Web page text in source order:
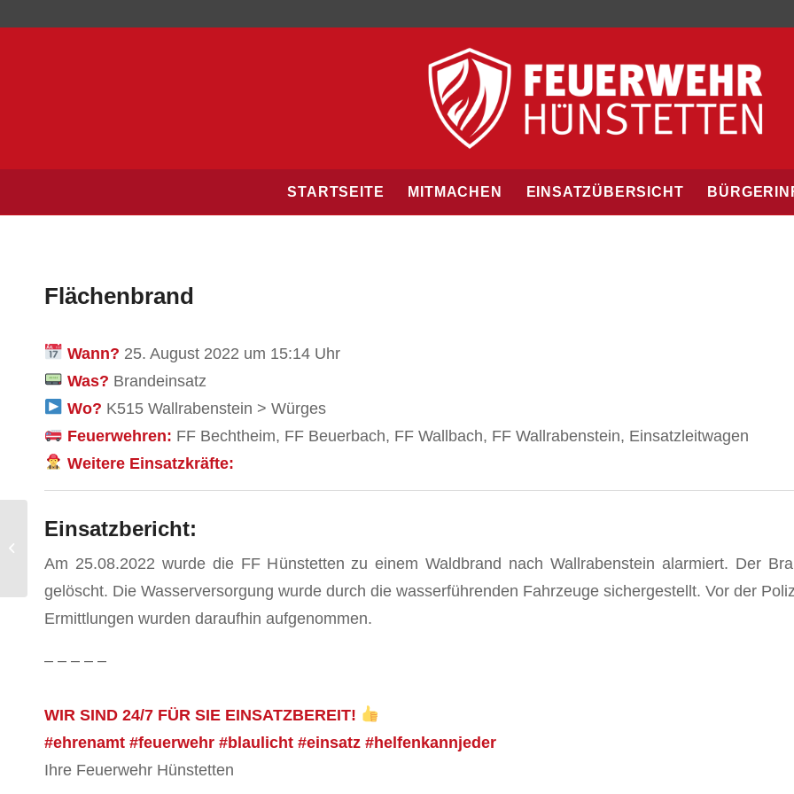
STARTSEITE MITMACHEN EINSATZÜBERSICHT
Flächenbrand
Wann? 25. August 2022 um 15:14 Uhr
Was? Brandeinsatz
Wo? K515 Wallrabenstein > Würges
Feuerwehren: FF Bechtheim, FF Beuerbach, FF Wallbach, FF Wallrabenstein, Einsatzleitwagen
Weitere Einsatzkräfte:
Einsatzbericht:
Am 25.08.2022 wurde die FF Hünstetten zu einem Waldbrand nach Wallrabenstein alarmiert. Der
gelöscht. Die Wasserversorgung wurde durch die wasserführenden Fahrzeuge sichergestellt. Vor der
Ermittlungen wurden daraufhin aufgenommen.
– – – – –
WIR SIND 24/7 FÜR SIE EINSATZBEREIT!
#ehrenamt #feuerwehr #blaulicht #einsatz #helfenkannjeder
Ihre Feuerwehr Hünstetten
Nachlöscharbeiten
Waldbrand